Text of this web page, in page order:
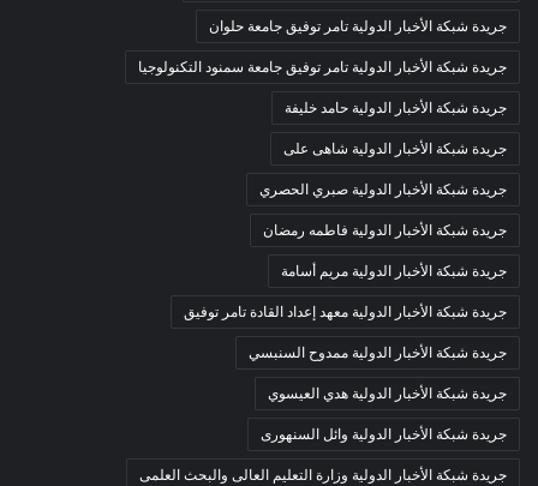
جريدة شبكة الأخبار الدولية تامر توفيق جامعة حلوان
جريدة شبكة الأخبار الدولية تامر توفيق جامعة سمنود التكنولوجيا
جريدة شبكة الأخبار الدولية حامد خليفة
جريدة شبكة الأخبار الدولية شاهى على
جريدة شبكة الأخبار الدولية صبري الحصري
جريدة شبكة الأخبار الدولية فاطمه رمضان
جريدة شبكة الأخبار الدولية مريم أسامة
جريدة شبكة الأخبار الدولية معهد إعداد القادة تامر توفيق
جريدة شبكة الأخبار الدولية ممدوح السنبسي
جريدة شبكة الأخبار الدولية هدي العيسوي
جريدة شبكة الأخبار الدولية وائل السنهورى
جريدة شبكة الأخبار الدولية وزارة التعليم العالى والبحث العلمى